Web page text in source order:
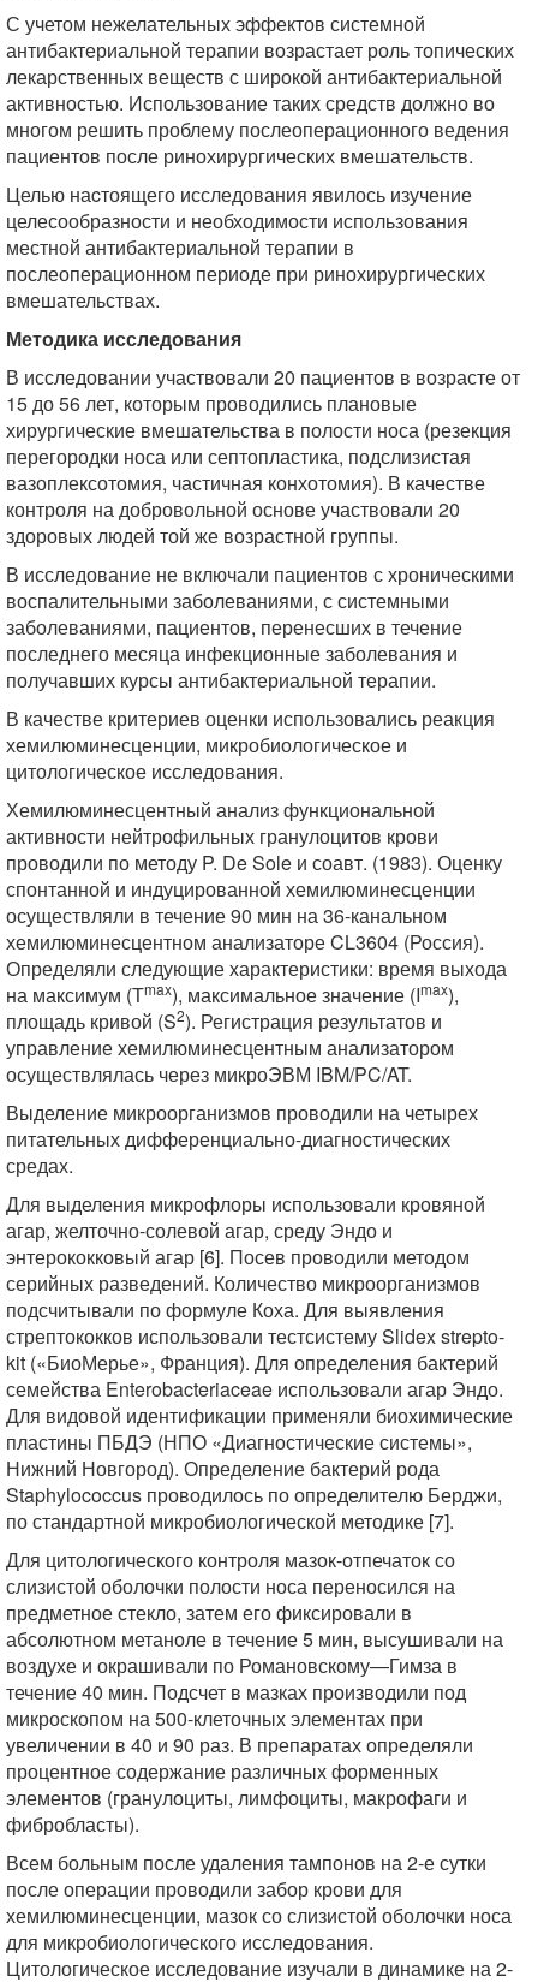
С учетом нежелательных эффектов системной
антибактериальной терапии возрастает роль топических
лекарственных веществ с широкой антибактериальной
активностью. Использование таких средств должно во
многом решить проблему послеоперационного ведения
пациентов после ринохирургических вмешательств.
Целью наcтоящего исследования явилось изучение
целесообразности и необходимости использования
местной антибактериальной терапии в
послеоперационном периоде при ринохирургических
вмешательствах.
Методика исследования
В исследовании участвовали 20 пациентов в возрасте от
15 до 56 лет, которым проводились плановые
хирургические вмешательства в полости носа (резекция
перегородки носа или септопластика, подслизистая
вазоплексотомия, частичная конхотомия). В качестве
контроля на добровольной основе участвовали 20
здоровых людей той же возрастной группы.
В исследование не включали пациентов с хроническими
воспалительными заболеваниями, с системными
заболеваниями, пациентов, перенесших в течение
последнего месяца инфекционные заболевания и
получавших курсы антибактериальной терапии.
В качестве критериев оценки использовались реакция
хемилюминесценции, микробиологическое и
цитологическое исследования.
Хемилюминесцентный анализ функциональной
активности нейтрофильных гранулоцитов крови
проводили по методу P. De Sole и соавт. (1983). Оценку
спонтанной и индуцированной хемилюминесценции
осуществляли в течение 90 мин на 36-канальном
хемилюминесцентном анализаторе CL3604 (Россия).
Определяли следующие характеристики: время выхода
на максимум (Тmax), максимальное значение (Imax),
площадь кривой (S2). Регистрация результатов и
управление хемилюминесцентным анализатором
осуществлялась через микроЭВМ IBM/PC/AT.
Выделение микроорганизмов проводили на четырех
питательных дифференциально-диагностических
средах.
Для выделения микрофлоры использовали кровяной
агар, желточно-солевой агар, среду Эндо и
энтерококковый агар [6]. Посев проводили методом
серийных разведений. Количество микроорганизмов
подсчитывали по формуле Коха. Для выявления
стрептококков использовали тестсистему Slidex strepto-
kit («БиоМерье», Франция). Для определения бактерий
семейства Enterobacteriaceae использовали агар Эндо.
Для видовой идентификации применяли биохимические
пластины ПБДЭ (НПО «Диагностические системы»,
Нижний Новгород). Определение бактерий рода
Staphylococcus проводилось по определителю Берджи,
по стандартной микробиологической методике [7].
Для цитологического контроля мазок-отпечаток со
слизистой оболочки полости носа переносился на
предметное стекло, затем его фиксировали в
абсолютном метаноле в течение 5 мин, высушивали на
воздухе и окрашивали по Романовскому—Гимза в
течение 40 мин. Подсчет в мазках производили под
микроскопом на 500-клеточных элементах при
увеличении в 40 и 90 раз. В препаратах определяли
процентное содержание различных форменных
элементов (гранулоциты, лимфоциты, макрофаги и
фибробласты).
Всем больным после удаления тампонов на 2-е сутки
после операции проводили забор крови для
хемилюминесценции, мазок со слизистой оболочки носа
для микробиологического исследования.
Цитологическое исследование изучали в динамике на 2-